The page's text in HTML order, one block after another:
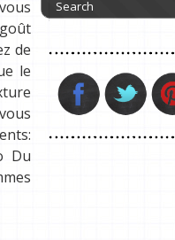
de
le
Du